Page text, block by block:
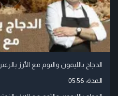
الدجاج بالليمون والثوم مع الأرز بالزعتر
المدة: 05:56